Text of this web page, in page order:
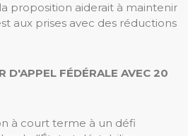
proposition aiderait à maintenir
aux prises avec des réductions
D'APPEL FÉDÉRALE AVEC 20
à court terme à un défi